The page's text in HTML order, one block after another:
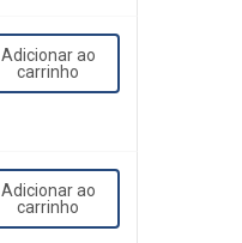
Adicionar ao
carrinho
Adicionar ao
carrinho